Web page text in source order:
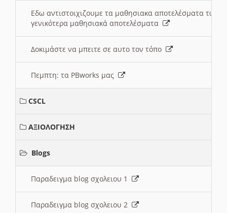
Εδω αντιστοιχιζουμε τα μαθησιακα αποτελέσματα
γενικότερα μαθησιακά αποτελέσματα
Δοκιμάστε να μπειτε σε αυτο τον τόπο
Πεμπτη: τα PBworks μας
CSCL
ΑΞΙΟΛΟΓΗΣΗ
Blogs
Παραδειγμα blog σχολειου 1
Παραδειγμα blog σχολειου 2